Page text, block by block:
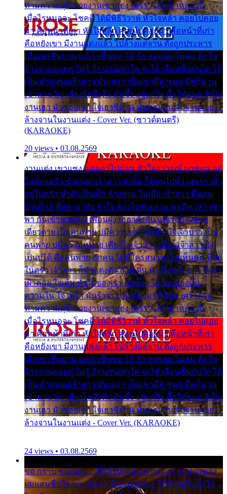
ท่ามความสุขี ช่วยงานเขาแต่ง แต่เรา แล้งมาหลายปี
เมื่อไรหนอจะ โชคดี ได้มีพิธีวิวาห์ หัวใจหล้า คอยไปคอย
มา คือหน้าที่เก่า หัวใจหล้า คอยไปคอยมา คือหน้าที่เก่า
คือหยังเขา มีงานแต่งแล้ว ไปล้างแต่จาน ดั่งถูกประหาร
เมื่อเขาชื่นบาน แต่เราขื่นขม โอ้ รัก ลอยลม ไม่สม ดัง ใจ
ล้างจานคอยคู่ ไม่รู้ อีกนานเท่าใด จะได้ เลื่อนขั้นบันได ได้
เป็น ตำแหน่งเจ้าสาว มันเหงา เห็นเขามีคู่ ซมดู มีคู่ก็ม่วน
เข้าพาขวัญ เสียงโห่ตึงตึง มันซึ้ง อยู่แก่ใจ มื้อใด๋หนอ สิเป็น
งานเฮา มัวซอยเขา ใจเฮาซิด้าน มันทรมาน จับจาน เอย…
ล้างจานในงานแต่ง - Cover Ver. (ซาวด์ดนตรี)
(KARAOKE)
20 views • 03.08.2569
งานแต่ง เขาแซง แย่งเอาไปก่อน หัวใจอาวรณ์ มาซ่อน อยู่
ในห้องครัว ข้างนอกเจ้าสาว ส่งยิ้ม ให้คนไปทั่ว แต่เรา เฝ้า
อยู่ในครัว ทำตัวเป็นเด็ก ล้างจาน ในเมื่อ เจ้าสาว คือคน
บ้านใกล้ พึ่งพาอาศัย จำใจ ต้องไปช่วยงาน พอถึงเวลา เขา
พา กันเข้าพาขวัญ เพื่อนฝูง เฮฮาดังลั่น แต่เราล้างจาน
เดียวดาย เป็นคนพ่าย บ่มีความหมาย เคียงใจเจ้าบ่าว เป็น
คนพ่าย บ่มีความหมาย เคียงใจเจ้าบ่าว เพื่อนเจ้าสาว ยัง
เป็นบ่ได้ คือคนพ่าย ฮักคน ไม่มีใครสน เขาไม่เห็นคน ที่อยู่
ในครัว เจ้าสาว ก็มัวแต่งตัว สวยเด่น นั่งเคียงเจ้าบ่าว ที่เขา
เฝ้าคอย ใจเต้น หัวใจของเรา ลำเค็ญ ใครจะมองเห็น
ความใน ใจ เศร้า มันร้าวระบม ต้องมาขื่นขม เศร้าตรม
ท่ามความสุขี ช่วยงานเขาแต่ง แต่เรา แล้งมาหลายปี
เมื่อไรหนอจะ โชคดี ได้มีพิธีวิวาห์ หัวใจหล้า คอยไปคอย
มา คือหน้าที่เก่า หัวใจหล้า คอยไปคอยมา คือหน้าที่เก่า
คือหยังเขา มีงานแต่งแล้ว ไปล้างแต่จาน ดั่งถูกประหาร
เมื่อเขาชื่นบาน แต่เราขื่นขม โอ้ รัก ลอยลม ไม่สม ดัง ใจ
ล้างจานคอยคู่ ไม่รู้ อีกนานเท่าใด จะได้ เลื่อนขั้นบันได ได้
เป็น ตำแหน่งเจ้าสาว มันเหงา เห็นเขามีคู่ ซมดู มีคู่ก็ม่วน
เข้าพาขวัญ เสียงโห่ตึงตึง มันซึ้ง อยู่แก่ใจ มื้อใด๋หนอ สิเป็น
งานเฮา มัวซอยเขา ใจเฮาซิด้าน มันทรมาน จับจาน เอย…
ล้างจานในงานแต่ง - Cover Ver. (KARAOKE)
24 views • 03.08.2569
ขอ กราบ ขอบคุณ.... ที่ได้รับไออุ่น การุณ จากแฟน เพลง
ผมแสนชื่นใจ หายวังเวง เมื่อแฟนเพลง ให้กำลังใจ น้ำใจ